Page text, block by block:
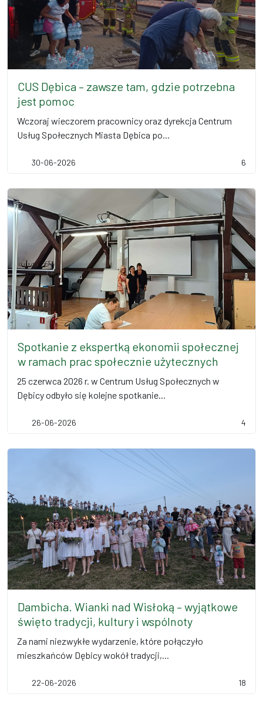
CUS Dębica – zawsze tam, gdzie potrzebna
jest pomoc
Wczoraj wieczorem pracownicy oraz dyrekcja Centrum
Usług Społecznych Miasta Dębica po...
30-06-2026 6
Spotkanie z ekspertką ekonomii społecznej
w ramach prac społecznie użytecznych
25 czerwca 2026 r. w Centrum Usług Społecznych w
Dębicy odbyło się kolejne spotkanie...
26-06-2026 4
Dambicha. Wianki nad Wisłoką – wyjątkowe
święto tradycji, kultury i wspólnoty
Za nami niezwykłe wydarzenie, które połączyło
mieszkańców Dębicy wokół tradycji,...
22-06-2026 18